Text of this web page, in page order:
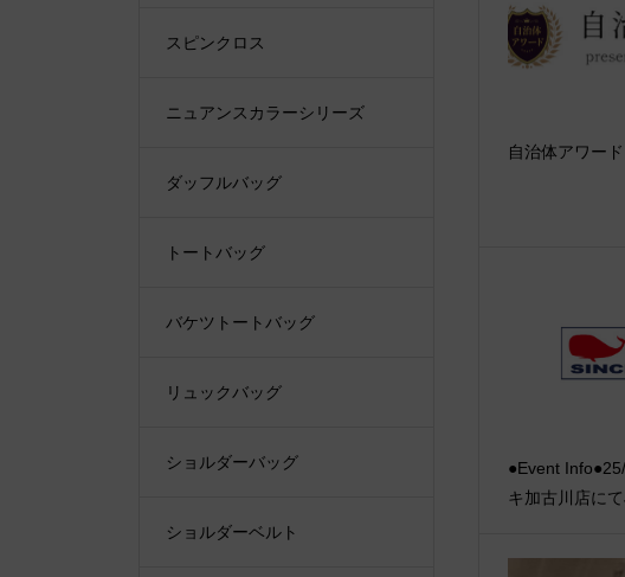
自治体アワー
●Event
キ加古川店に
スピンクロス
ニュアンスカラーシリーズ
ダッフルバッグ
トートバッグ
バケツトートバッグ
リュックバッグ
ショルダーバッグ
ショルダーベルト